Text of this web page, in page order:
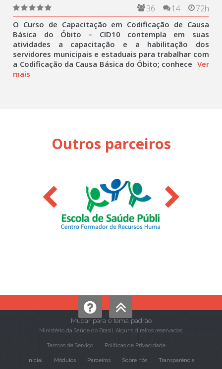
72h
14
36
O Curso de Capacitação em Codificação de Causa
Básica do Óbito – CID10 contempla em suas
atividades a capacitação e a habilitação dos
servidores municipais e estaduais para trabalhar com
a Codificação da Causa Básica do Óbito; conhece Ver
mais
Outros parceiros
Mudar para o tema padrão
Ministério da Saúde do Brasil. Alguns direitos reservados.
Termos de Serviço Políticas de Privacidade
Inicial Módulos Parceiros Sobre nós Transparência